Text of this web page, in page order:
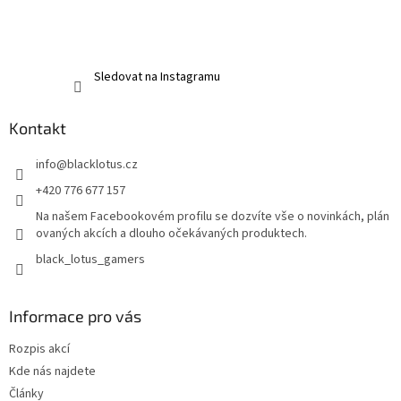
Sledovat na Instagramu
Kontakt
info@blacklotus.cz
+420 776 677 157
Na našem Facebookovém profilu se dozvíte vše o novinkách, plán
ovaných akcích a dlouho očekávaných produktech.
black_lotus_gamers
Informace pro vás
Rozpis akcí
Kde nás najdete
Články